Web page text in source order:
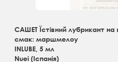
САШЕТ Їстівний лубрикант на
смак: маршмелоу
INLUBE, 5 мл
Nuei (Іспанія)